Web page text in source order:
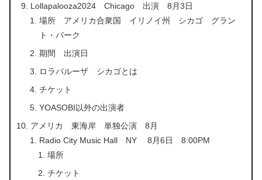
Lollapalooza2024 Chicago 出演 8月3日
場所 アメリカ合衆国 イリノイ州 シカゴ グラン
ト・パーク
期間 出演日
ロラパルーザ シカゴとは
チケット
YOASOBI以外の出演者
アメリカ 東海岸 単独公演 8月
Radio City Music Hall NY 8月6日 8:00PM
場所
チケット